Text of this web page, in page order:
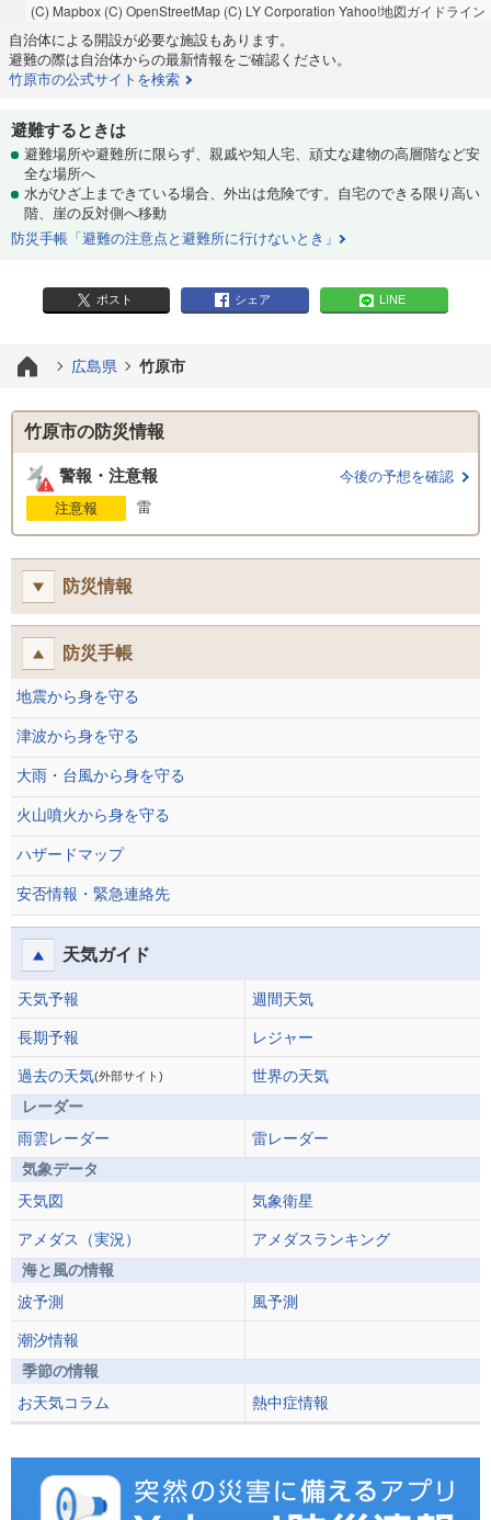
(C) Mapbox (C) OpenStreetMap (C) LY Corporation Yahoo!地図ガイドライン
自治体による開設が必要な施設もあります。
避難の際は自治体からの最新情報をご確認ください。
竹原市の公式サイトを検索
避難するときは
避難場所や避難所に限らず、親戚や知人宅、頑丈な建物の高層階など安
全な場所へ
水がひざ上まできている場合、外出は危険です。自宅のできる限り高い
階、崖の反対側へ移動
防災手帳「避難の注意点と避難所に行けないとき」
ポスト シェア LINE
広島県 竹原市
竹原市の防災情報
警報・注意報
今後の予想を確認
注意報
雷
防災情報
防災手帳
地震から身を守る
津波から身を守る
大雨・台風から身を守る
火山噴火から身を守る
ハザードマップ
安否情報・緊急連絡先
天気ガイド
天気予報 週間天気
長期予報 レジャー
過去の天気(外部サイト)
世界の天気
レーダー
雨雲レーダー
雷レーダー
気象データ
天気図
気象衛星
アメダス（実況）
アメダスランキング
海と風の情報
波予測
風予測
潮汐情報
季節の情報
お天気コラム
熱中症情報